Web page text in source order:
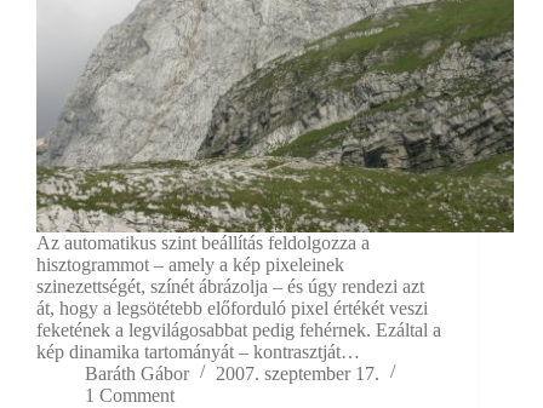
Az automatikus szint beállítás feldolgozza a
hisztogrammot – amely a kép pixeleinek
szinezettségét, színét ábrázolja – és úgy rendezi azt
át, hogy a legsötétebb előforduló pixel értékét veszi
feketének a legvilágosabbat pedig fehérnek. Ezáltal a
kép dinamika tartományát – kontrasztját…
Baráth Gábor
2007. szeptember 17.
1 Comment